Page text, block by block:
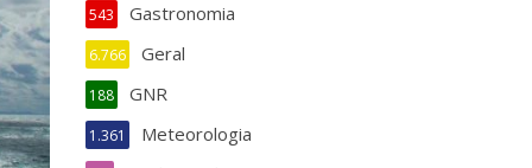
Gastronomia
543
Geral
6.766
GNR
188
Meteorologia
1.361